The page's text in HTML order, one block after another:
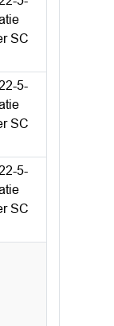
SC
5-
SC
5-
SC